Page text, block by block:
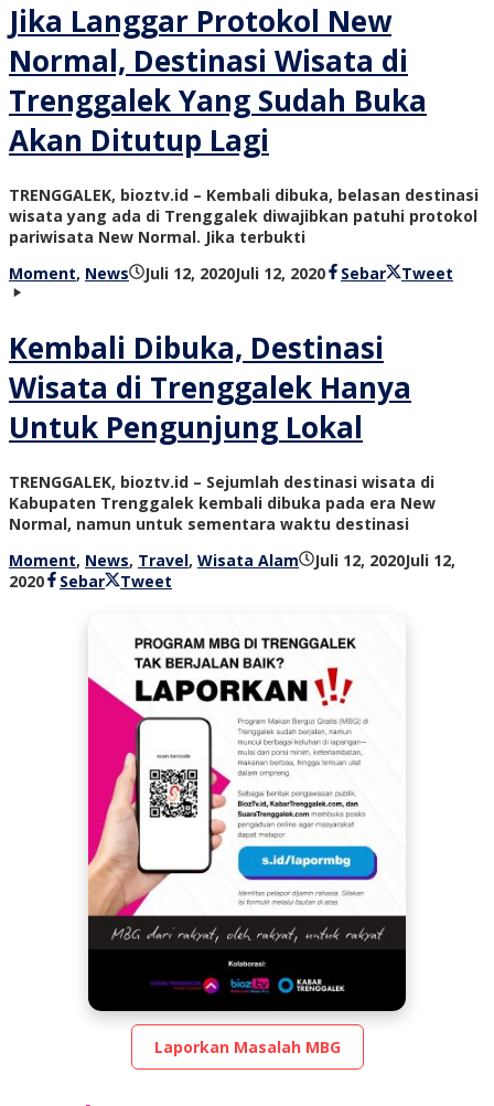
Jika Langgar Protokol New
Normal, Destinasi Wisata di
Trenggalek Yang Sudah Buka
Akan Ditutup Lagi
TRENGGALEK, bioztv.id – Kembali dibuka, belasan destinasi
wisata yang ada di Trenggalek diwajibkan patuhi protokol
pariwisata New Normal. Jika terbukti
Moment, News Juli 12, 2020Juli 12, 2020olehSebar Tweet
Kembali Dibuka, Destinasi
Wisata di Trenggalek Hanya
Untuk Pengunjung Lokal
TRENGGALEK, bioztv.id – Sejumlah destinasi wisata di
Kabupaten Trenggalek kembali dibuka pada era New
Normal, namun untuk sementara waktu destinasi
Moment, News, Travel, Wisata Alam Juli 12, 2020Juli 12,
2020olehSebar Tweet
Laporkan Masalah MBG